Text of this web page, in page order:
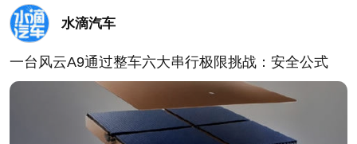
水滴汽车
一台风云A9通过整车六大串行极限挑战：安全公式